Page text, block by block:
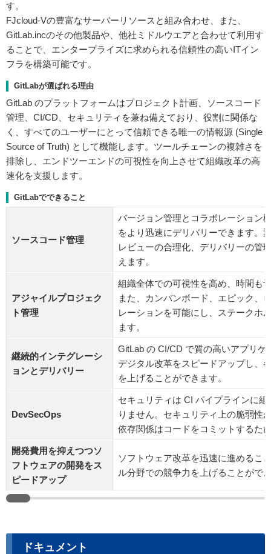
す。
FJcloud-Vの豊富なサーバーリソースと組み合わせ、また、
GitLab.incのその他製品や、他社ミドルウエアと合わせて利用す
ることで、エンタープライズに求められる信頼性の高いITイン
フラを構築可能です。
GitLabが選ばれる理由
GitLab のプラットフォームはプロジェクト計画、ソースコード
管理、CI/CD、セキュリティを兼ね備えており、役割に関係な
く、すべてのユーザーにとって信頼できる唯一の情報源 (Single
Source of Truth) として機能します。ツールチェーンの複雑さを
排除し、エンドツーエンドの可視性を向上させて組織改革の高
速化を支援します。
GitLabでできること
ソースコード管理
バージョン管理とコラボレーション
をより迅速にデリバリーできます。
レビューの合理化、デリバリーの管
えます。
アジャイルプロジェク
ト管理
組織全体での可視性を高め、時間も
また、カンバンボード、エピック、
レーションを可能にし、ステークホ
ます。
継続的インテグレーシ
ョンとデリバリー
GitLab の CI/CD で質の高いアプリ
デジタル改革をスピードアップし、
を上げることができます。
DevSecOps
セキュリティは CI パイプラインに
りません。セキュリティ上の脆弱性
依存関係はコードをコミットするた
開発費用を抑えつつソ
フトウェアの開発をス
ピードアップ
ソフトウェア改革を迅速に進めるこ
ル分野での競争力を上げることがで
ドキュメント